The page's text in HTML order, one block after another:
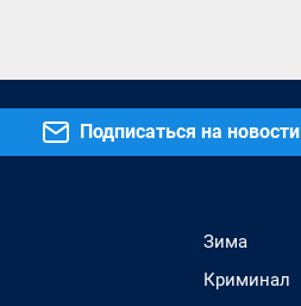
Подписаться на новости
Зима
Криминал